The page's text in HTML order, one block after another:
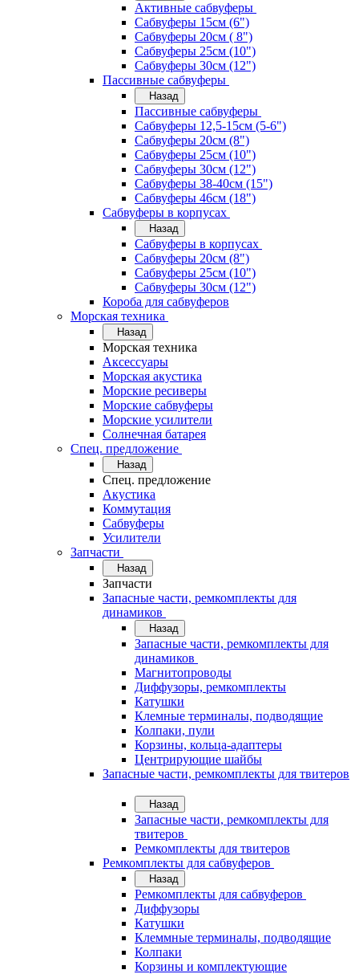
Активные сабвуферы
Сабвуферы 15см (6")
Сабвуферы 20см ( 8")
Сабвуферы 25см (10")
Сабвуферы 30см (12")
Пассивные сабвуферы
Назад
Пассивные сабвуферы
Сабвуферы 12,5-15см (5-6")
Сабвуферы 20см (8")
Сабвуферы 25см (10")
Сабвуферы 30см (12")
Сабвуферы 38-40см (15")
Сабвуферы 46см (18")
Сабвуферы в корпусах
Назад
Сабвуферы в корпусах
Сабвуферы 20см (8")
Сабвуферы 25см (10")
Сабвуферы 30см (12")
Короба для сабвуферов
Морская техника
Назад
Морская техника
Аксессуары
Морская акустика
Морские ресиверы
Морские сабвуферы
Морские усилители
Солнечная батарея
Спец. предложение
Назад
Спец. предложение
Акустика
Коммутация
Сабвуферы
Усилители
Запчасти
Назад
Запчасти
Запасные части, ремкомплекты для
динамиков
Назад
Запасные части, ремкомплекты для
динамиков
Магнитопроводы
Диффузоры, ремкомплекты
Катушки
Клемные терминалы, подводящие
Колпаки, пули
Корзины, кольца-адаптеры
Центрирующие шайбы
Запасные части, ремкомплекты для твитеров
Назад
Запасные части, ремкомплекты для
твитеров
Ремкомплекты для твитеров
Ремкомплекты для сабвуферов
Назад
Ремкомплекты для сабвуферов
Диффузоры
Катушки
Клеммные терминалы, подводящие
Колпаки
Корзины и комплектующие